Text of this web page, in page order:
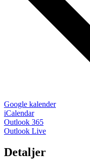
Google kalender
iCalendar
Outlook 365
Outlook Live
Detaljer